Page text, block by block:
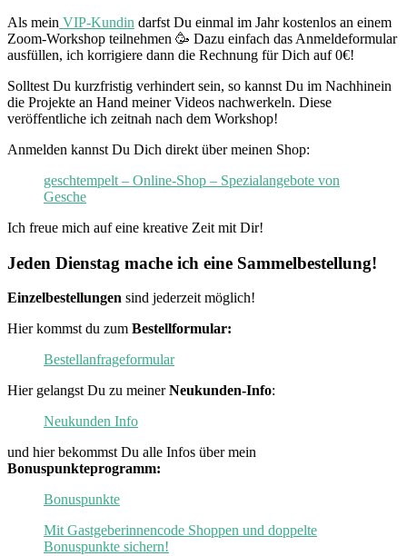
Als mein VIP-Kundin darfst Du einmal im Jahr kostenlos an einem
Zoom-Workshop teilnehmen 🥳 Dazu einfach das Anmeldeformular
ausfüllen, ich korrigiere dann die Rechnung für Dich auf 0€!
Solltest Du kurzfristig verhindert sein, so kannst Du im Nachhinein
die Projekte an Hand meiner Videos nachwerkeln. Diese
veröffentliche ich zeitnah nach dem Workshop!
Anmelden kannst Du Dich direkt über meinen Shop:
geschtempelt – Online-Shop – Spezialangebote von
Gesche
Ich freue mich auf eine kreative Zeit mit Dir!
Jeden Dienstag mache ich eine Sammelbestellung!
Einzelbestellungen sind jederzeit möglich!
Hier kommst du zum Bestellformular:
Bestellanfrageformular
Hier gelangst Du zu meinerNeukunden-Info:
Neukunden Info
und hier bekommst Du alle Infos über mein
Bonuspunkteprogramm:
Bonuspunkte
Mit Gastgeberinnencode Shoppen und doppelte
Bonuspunkte sichern!